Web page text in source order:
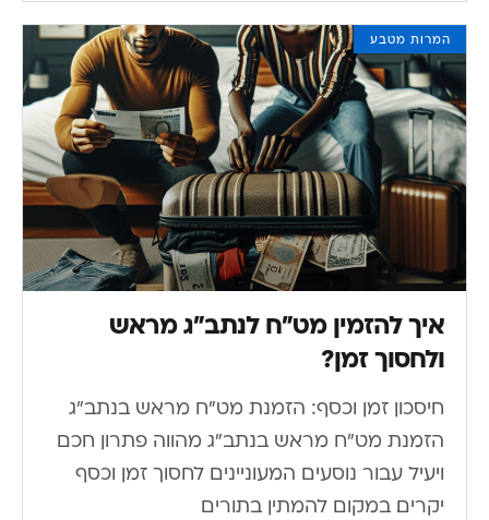
המרות מטבע
איך להזמין מט”ח לנתב”ג מראש
ולחסוך זמן?
חיסכון זמן וכסף: הזמנת מט"ח מראש בנתב"ג
הזמנת מט"ח מראש בנתב"ג מהווה פתרון חכם
ויעיל עבור נוסעים המעוניינים לחסוך זמן וכסף
יקרים. במקום להמתין בתורים